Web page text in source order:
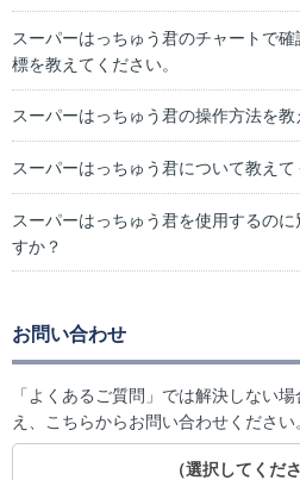
スーパーはっちゅう君のチャートで
標を教えてください。
スーパーはっちゅう君の操作方法を教
スーパーはっちゅう君について教えて
スーパーはっちゅう君を使用するの
すか？
お問い合わせ
「よくあるご質問」では解決しない
え、こちらからお問い合わせください
（選択してくださ